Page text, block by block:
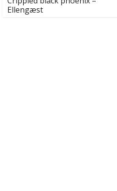
Ellengæst